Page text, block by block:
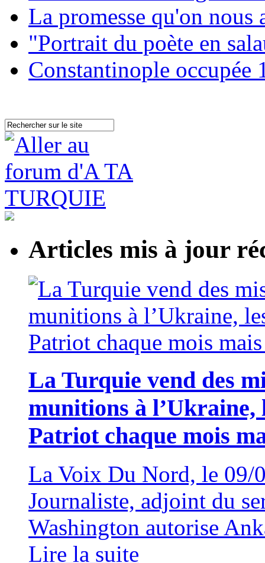
La promesse qu'on nous
"Portrait du poète en
Constantinople
Articles mis à jour
La Turquie vend des
munitions à l’Ukraine,
Patriot chaque mois
La Voix Du Nord, le 09/
Journaliste, adjoint du
Washington autorise
Lire la suite